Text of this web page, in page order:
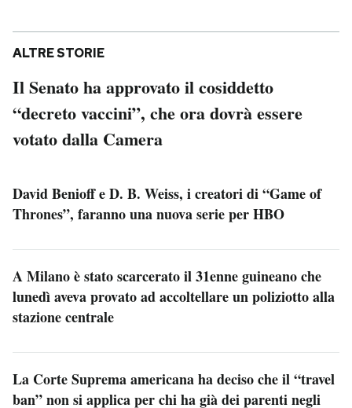
ALTRE STORIE
Il Senato ha approvato il cosiddetto
“decreto vaccini”, che ora dovrà essere
votato dalla Camera
David Benioff e D. B. Weiss, i creatori di “Game of
Thrones”, faranno una nuova serie per HBO
A Milano è stato scarcerato il 31enne guineano che
lunedì aveva provato ad accoltellare un poliziotto alla
stazione centrale
La Corte Suprema americana ha deciso che il “travel
ban” non si applica per chi ha già dei parenti negli